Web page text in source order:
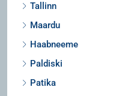
Tallinn
Maardu
Haabneeme
Paldiski
Patika